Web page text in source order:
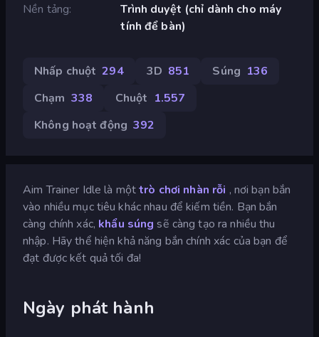
Nền tảng
Trình duyệt (chỉ dành cho máy
tính để bàn)
Nhấp chuột 294 3D 851 Súng 136
Chạm 338 Chuột 1.557
Không hoạt động 392
Aim Trainer Idle là mộttrò chơi nhàn rỗi , nơi bạn bắn
vào nhiều mục tiêu khác nhau để kiếm tiền. Bạn bắn
càng chính xác, khẩu súng sẽ càng tạo ra nhiều thu
nhập. Hãy thể hiện khả năng bắn chính xác của bạn để
đạt được kết quả tối đa!
Ngày phát hành